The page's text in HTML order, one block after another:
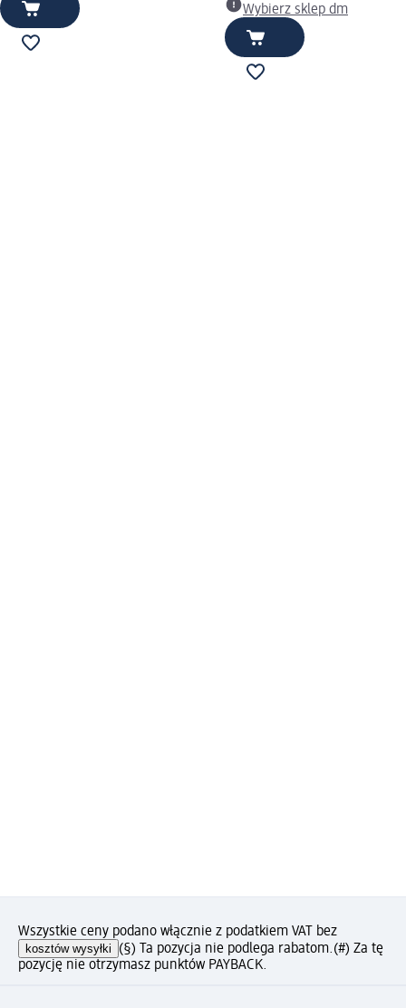
Wybierz sklep dm
Wszystkie ceny podano włącznie z podatkiem VAT bez
kosztów wysyłki (§) Ta pozycja nie podlega rabatom.(#) Za tę
pozycję nie otrzymasz punktów PAYBACK.